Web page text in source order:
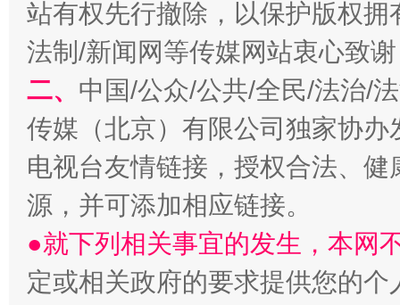
揭开“小金库”的免责幌子
站有权先行撤除，以保护版权
法制/新闻网等传媒网站衷心致
二、 中国/公众/公共/全民/法治/
传媒（北京）有限公司独家协
电视台友情链接，授权合法、
源，并可添加相应链接。
●就下列相关事宜的发生，本网
定或相关政府的要求提供您的个